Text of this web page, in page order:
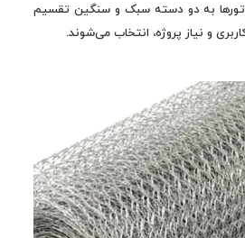
تورها به دو دسته سبک و سنگین تقسیم
و نیاز پروژه، انتخاب می‌شوند.